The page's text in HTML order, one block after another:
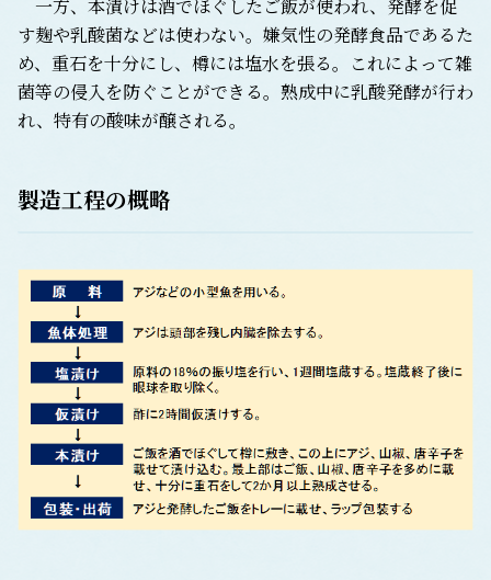
一方、本漬けは酒でほぐしたご飯が使われ、発酵を促
す麹や乳酸菌などは使わない。嫌気性の発酵食品であるた
め、重石を十分にし、樽には塩水を張る。これによって雑
菌等の侵入を防ぐことができる。熟成中に乳酸発酵が行わ
れ、特有の酸味が醸される。
製造工程の概略